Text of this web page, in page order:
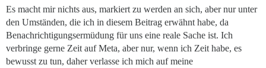
Es macht mir nichts aus, markiert zu werden an sich, aber nur unter
den Umständen, die ich in diesem Beitrag erwähnt habe, da
Benachrichtigungsermüdung für uns eine reale Sache ist. Ich
verbringe gerne Zeit auf Meta, aber nur, wenn ich Zeit habe, es
bewusst zu tun, daher verlasse ich mich auf meine